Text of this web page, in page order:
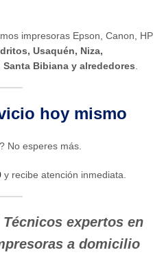
impresoras Epson, Canon, HP
Usaquén, Niza,
Bibiana y alrededores
hoy mismo
No esperes más.
y recibe atención inmediata.
expertos en
a domicilio